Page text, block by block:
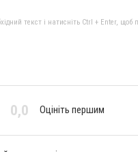
текст і натисніть Ctrl + Enter, щоб
0,0 Оцініть першим